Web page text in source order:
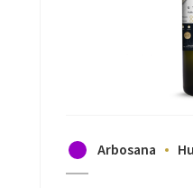
Arbosana